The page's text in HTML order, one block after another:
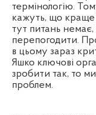
термінологію.
кажуть, що краще
тут питань
перепогодити.
в цьому зараз
Яшко ключові
зробити так, то
проблем.